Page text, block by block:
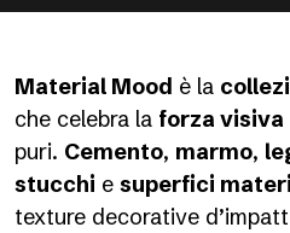
Material Mood è la
che celebra la forza
puri. Cemento, marmo,
stucchi e superfici
texture decorative